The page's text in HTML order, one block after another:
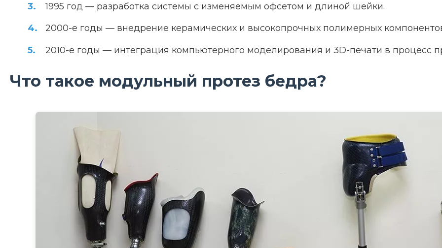
1995 год — разработка системы с изменяемым офсетом и длиной шейки.
2000-е годы — внедрение керамических и высокопрочных полимерных
2010-е годы — интеграция компьютерного моделирования и 3D-печати в процесс
Что такое модульный протез бедра?